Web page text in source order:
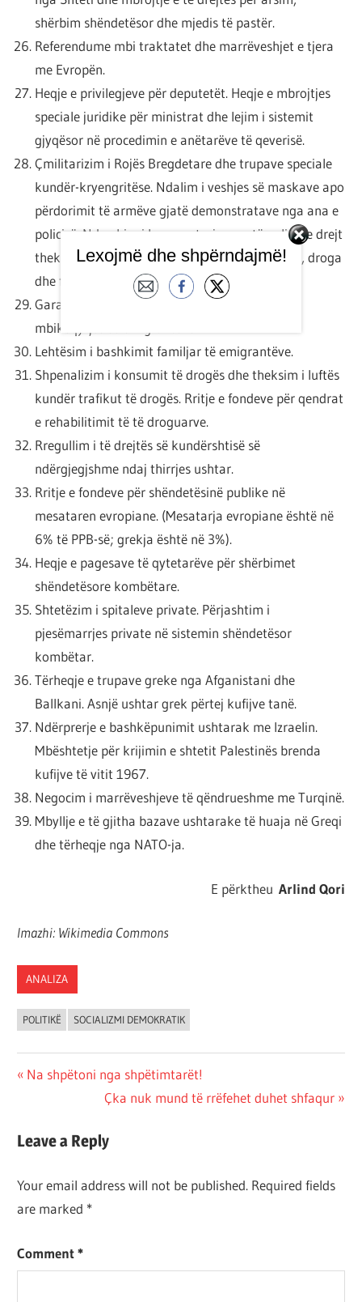
shërbim shëndetësor dhe mjedis të pastër.
Referendume mbi traktatet dhe marrëveshjet e tjera
me Evropën.
Heqje e privilegjeve për deputetët. Heqje e mbrojtjes
speciale juridike për ministrat dhe lejim i sistemit
gjyqësor në procedimin e anëtarëve të qeverisë.
Çmilitarizim i Rojës Bregdetare dhe trupave speciale
kundër-kryengritëse. Ndalim i veshjes së maskave apo
përdorimit të armëve gjatë demonstratave nga ana e
policisë. Ndryshim i kurseve trajnuese të policëve drejt
theksimit të temave shoqërore si p.sh. imigrimi, droga
dhe faktorët shoqërorë.
Garantim i të drejtave njerëzore në qendra e
mbikëqyrjes së emigrantëve.
Lehtësim i bashkimit familjar të emigrantëve.
Shpenalizim i konsumit të drogës dhe theksim i luftës
kundër trafikut të drogës. Rritje e fondeve për qendrat
e rehabilitimit të të droguarve.
Rregullim i të drejtës së kundërshtisë së
ndërgjegjshme ndaj thirrjes ushtar.
Rritje e fondeve për shëndetësinë publike në
mesataren evropiane. (Mesatarja evropiane është në
6% të PPB-së; grekja është në 3%).
Heqje e pagesave të qytetarëve për shërbimet
shëndetësore kombëtare.
Shtetëzim i spitaleve private. Përjashtim i
pjesëmarrjes private në sistemin shëndetësor
kombëtar.
Tërheqje e trupave greke nga Afganistani dhe
Ballkani. Asnjë ushtar grek përtej kufijve tanë.
Ndërprerje e bashkëpunimit ushtarak me Izraelin.
Mbështetje për krijimin e shtetit Palestinës brenda
kufijve të vitit 1967.
Negocim i marrëveshjeve të qëndrueshme me Turqinë.
Mbyllje e të gjitha bazave ushtarake të huaja në Greqi
dhe tërheqje nga NATO-ja.
E përktheu Arlind Qori
Imazhi: Wikimedia Commons
ANALIZA
POLITIKË SOCIALIZMI DEMOKRATIK
Post
navigation
Previous
Na shpëtoni nga shpëtimtarët!
Next
Çka nuk mund të rrëfehet duhet shfaqur
Leave a Reply
Your email address will not be published. Required fields
are marked *
Comment*
Lexojmë dhe shpërndajmë!